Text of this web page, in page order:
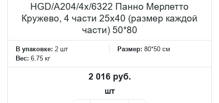
HGD/A204/4x/6322 Панно Мерлетто
Кружево, 4 части 25х40 (размер каждой
части) 50*80
В упаковке: 2 шт Размер: 80*50 см
Вес: 6.75 кг
2 016 руб.
шт